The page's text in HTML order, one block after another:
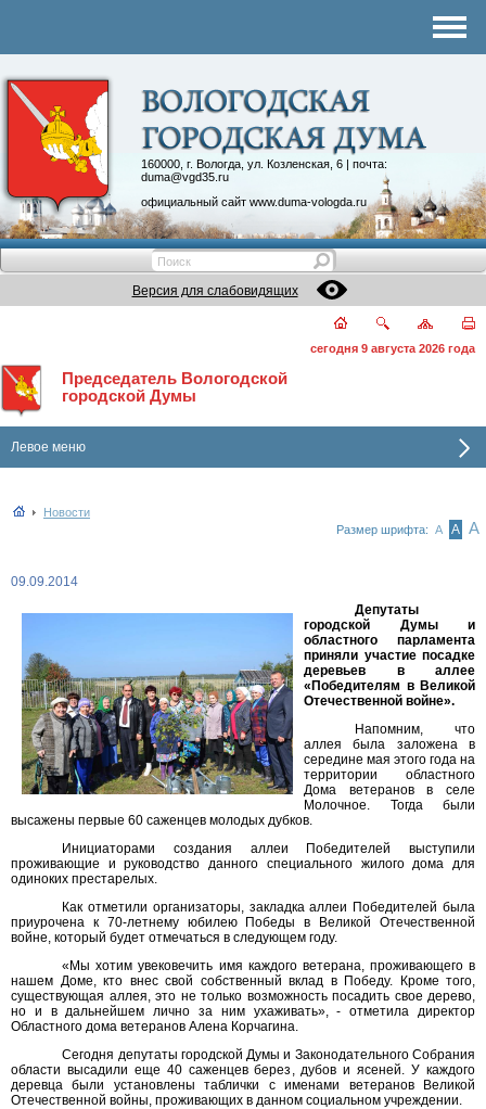
160000, г. Вологда, ул. Козленская, 6 | почта:
duma@vgd35.ru
официальный сайт www.duma-vologda.ru
Контакты
Депутатские объединения
Версия для слабовидящих
сегодня 9 августа 2026 года
Председатель Вологодской
городской Думы
Левое меню
Новости
Размер шрифта: А А А
09.09.2014
Депутаты
городской Думы и
областного парламента
приняли участие посадке
деревьев в аллее
«Победителям в Великой
Отечественной войне».
Напомним, что
аллея была заложена в
середине мая этого года на
территории областного
Дома ветеранов в селе
Молочное. Тогда были
высажены первые 60 саженцев молодых дубков.
Инициаторами создания аллеи Победителей выступили
проживающие и руководство данного специального жилого дома для
одиноких престарелых.
Как отметили организаторы, закладка аллеи Победителей была
приурочена к 70-летнему юбилею Победы в Великой Отечественной
войне, который будет отмечаться в следующем году.
«Мы хотим увековечить имя каждого ветерана, проживающего в
нашем Доме, кто внес свой собственный вклад в Победу. Кроме того,
существующая аллея, это не только возможность посадить свое дерево,
но и в дальнейшем лично за ним ухаживать», - отметила директор
Областного дома ветеранов Алена Корчагина.
Сегодня депутаты городской Думы и Законодательного Собрания
области высадили еще 40 саженцев берез, дубов и ясеней. У каждого
деревца были установлены таблички с именами ветеранов Великой
Отечественной войны, проживающих в данном социальном учреждении.